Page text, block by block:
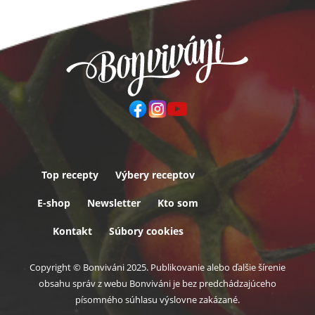
Top recepty Výbery receptov
E-shop Newsletter Kto som
Kontakt Súbory cookies
Copyright © Bonviváni 2025. Publikovanie alebo ďalšie šírenie
obsahu správ z webu Bonviváni je bez predchádzajúceho
písomného súhlasu výslovne zakázané.